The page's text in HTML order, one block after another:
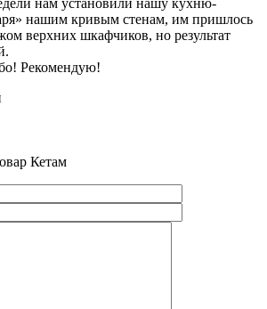
нашим кривым стенам, им пришлось
верхних шкафчиков, но результат
Рекомендую!
Кетам